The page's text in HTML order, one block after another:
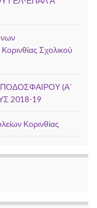
Σχολικού
(Α΄
2018-19
Κορινθίας